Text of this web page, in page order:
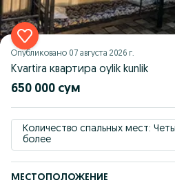
Опубликовано 07 августа 2026 г.
Kvartira квартира oylik kunlik
650 000 сум
Количество спальных мест:
более
МЕСТОПОЛОЖЕНИЕ